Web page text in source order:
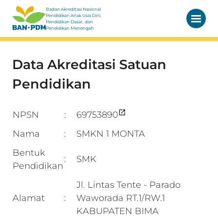
Badan Akreditasi Nasional
Pendidikan Anak Usia Dini,
Pendidikan Dasar, dan
Pendidikan Menengah
Data Akreditasi Satuan
Pendidikan
NPSN :
69753890
Nama
:
SMKN 1 MONTA
Bentuk
Pendidikan
: SMK
Alamat :
Jl. Lintas Tente - Parado
Waworada RT.1/RW.1
KABUPATEN BIMA